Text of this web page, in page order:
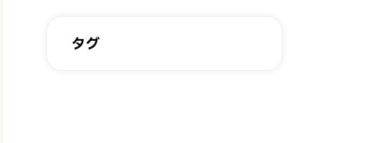
タグ